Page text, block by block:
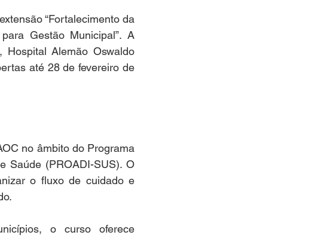
“Fortalecimento da
Gestão Municipal”. A
Alemão Oswaldo
até 28 de fevereiro de
no âmbito do Programa
Saúde (PROADI-SUS). O
o fluxo de cuidado e
o curso oferece